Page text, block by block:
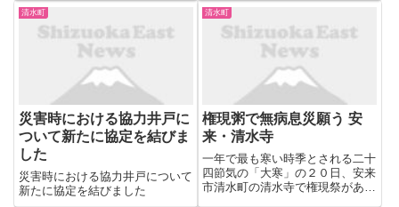
清水町
災害時における協力井戸に
ついて新たに協定を結びま
した
災害時における協力井戸について
新たに協定を結びました
清水町
権現粥で無病息災願う 安
来・清水寺
一年で最も寒い時季とされる二十
四節気の「大寒」の２０日、安来
市清水町の清水寺で権現祭があっ